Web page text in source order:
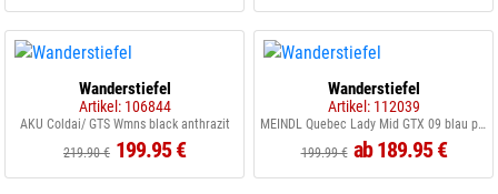
Wanderstiefel
Artikel: 106844
AKU Coldai/ GTS Wmns black anthrazit
219.90 € 199.95 €
Wanderstiefel
Artikel: 112039
MEINDL Quebec Lady Mid GTX 09 blau petrol
199.99 € ab 189.95 €